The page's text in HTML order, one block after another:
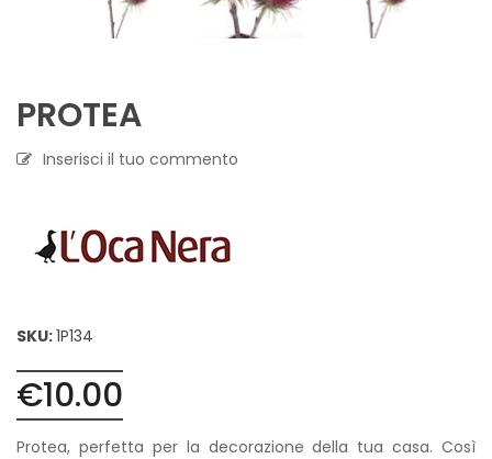
PROTEA
Inserisci il tuo commento
SKU:1P134
€10.00
Protea, perfetta per la decorazione della tua casa. Così